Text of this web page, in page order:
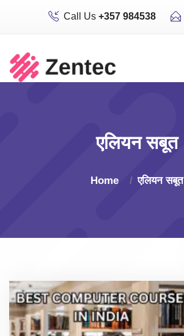
Call Us +357 984538
एलियन सबूत
Home एलियन सबूत